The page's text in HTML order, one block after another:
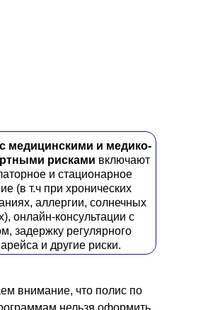
медицинскими и медико-
рисками включают
и стационарное
(в т.ч при хронических
аллергии, солнечных
онлайн-консультации с
задержку регулярного
и другие риски.
внимание, что полис по
нельзя оформить,